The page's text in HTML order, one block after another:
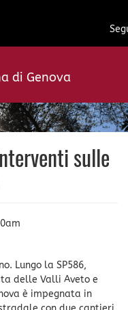
di Genova
sulle
Lungo la SP586,
delle Valli Aveto e
è impegnata in